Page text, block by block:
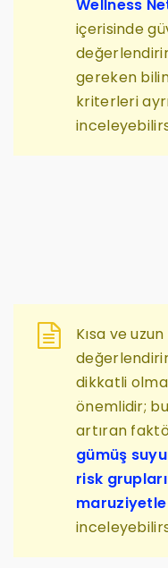
Wellness
içerisinde
gereken
kriterleri
Kısa ve
dikkatli
önemlidir;
artıran
gümüş
risk